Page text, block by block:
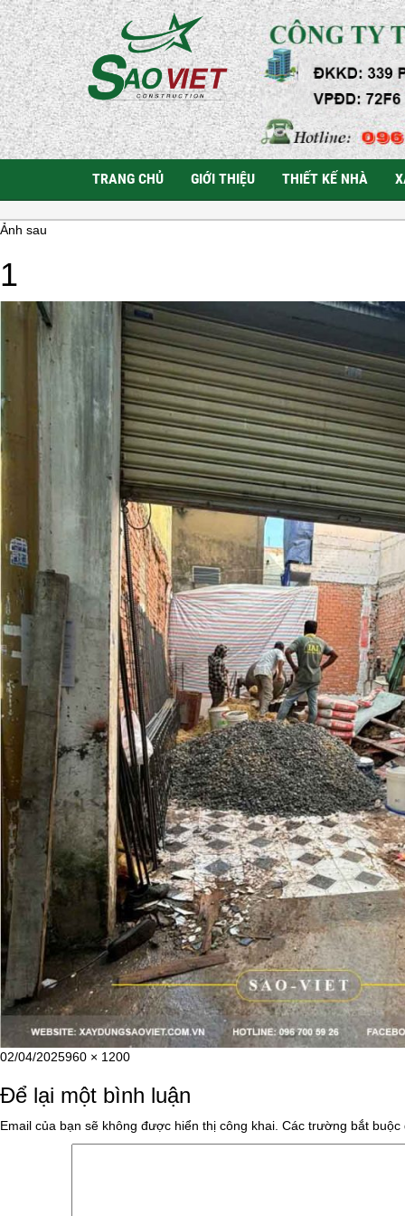
TRANG CHỦ GIỚI THIỆU THIẾT KẾ NHÀ
Ảnh sau
1
Đăng
ngày
02/04/2025Kích
đầy
960 × 1200
Để lại một bình luận
Email của bạn sẽ không được hiển thị công khai. Các trường bắt buộc